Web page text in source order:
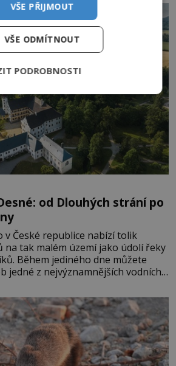
od Dlouhých strání po
v České republice nabízí tolik
na tak malém území jako údolí řeky
Během jediného dne můžete
jedné z nejvýznamnějších vodních
zakončit poznáváním památek ve
v termálním
VŠE PŘIJMOUT
VŠE ODMÍTNOUT
PODROBNOSTI